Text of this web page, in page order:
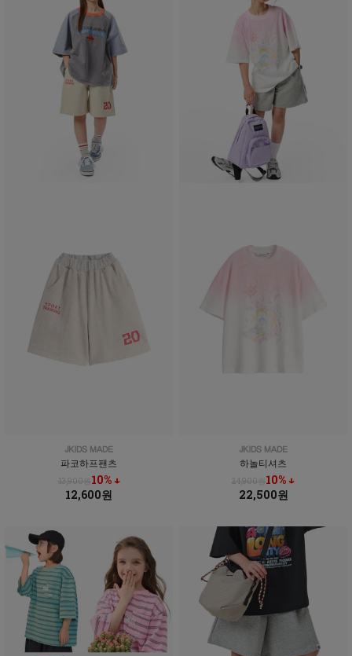
파코하프팬츠
13,900원10% ↓
12,600원
하놀티셔츠
24,900원10% ↓
22,500원